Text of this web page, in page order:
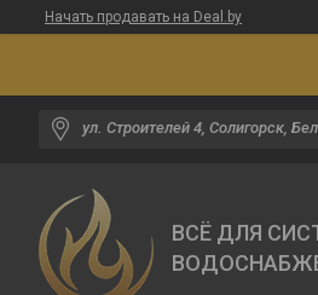
Начать продавать на Deal.by
ул. Строителей 4, Солигорск,
ВСЁ ДЛЯ